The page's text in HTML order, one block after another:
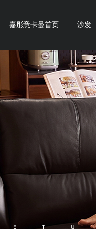
嘉彤意卡曼首页 沙发